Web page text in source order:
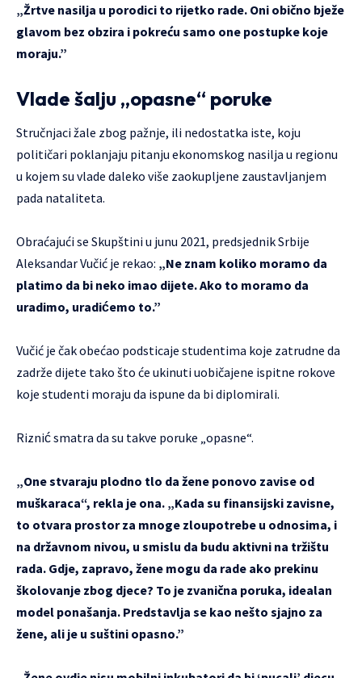
„Žrtve nasilja u porodici to rijetko rade. Oni obično bježe
glavom bez obzira i pokreću samo one postupke koje
moraju.”
Vlade šalju „opasne“ poruke
Stručnjaci žale zbog pažnje, ili nedostatka iste, koju
političari poklanjaju pitanju ekonomskog nasilja u regionu
u kojem su vlade daleko više zaokupljene zaustavljanjem
pada nataliteta.
Obraćajući se Skupštini u junu 2021, predsjednik Srbije
Aleksandar Vučić je rekao: „Ne znam koliko moramo da
platimo da bi neko imao dijete. Ako to moramo da
uradimo, uradićemo to.”
Vučić je čak obećao podsticaje studentima koje zatrudne da
zadrže dijete tako što će ukinuti uobičajene ispitne rokove
koje studenti moraju da ispune da bi diplomirali.
Riznić smatra da su takve poruke „opasne“.
„One stvaraju plodno tlo da žene ponovo zavise od
muškaraca“, rekla je ona. „Kada su finansijski zavisne,
to otvara prostor za mnoge zloupotrebe u odnosima, i
na državnom nivou, u smislu da budu aktivni na tržištu
rada. Gdje, zapravo, žene mogu da rade ako prekinu
školovanje zbog djece? To je zvanična poruka, idealan
model ponašanja. Predstavlja se kao nešto sjajno za
žene, ali je u suštini opasno.”